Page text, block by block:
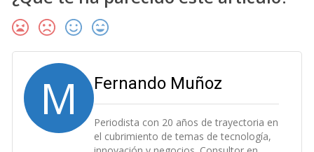
M Fernando Muñoz
Periodista con 20 años de trayectoria en
el cubrimiento de temas de tecnología,